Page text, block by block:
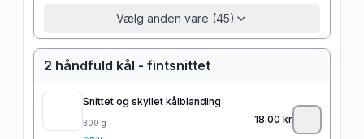
Vælg anden vare (45)
2 håndfuld kål - fintsnittet
Snittet og skyllet kålblanding
300 g
18.00 kr